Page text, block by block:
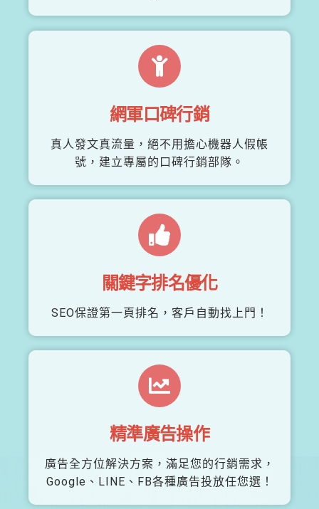
網軍口碑行銷
真人發文真流量，絕不用擔心機器人假帳
號，建立專屬的口碑行銷部隊。
關鍵字排名優化
SEO保證第一頁排名，客戶自動找上門！
精準廣告操作
廣告全方位解決方案，滿足您的行銷需求，
Google、LINE、FB各種廣告投放任您選！